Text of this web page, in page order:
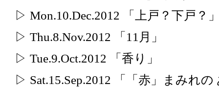
▷ Mon.10.Dec.2012 「上戸？下戸？
▷ Thu.8.Nov.2012 「11月」
▷ Tue.9.Oct.2012 「香り」
▷ Sat.15.Sep.2012 「「赤」まみれ